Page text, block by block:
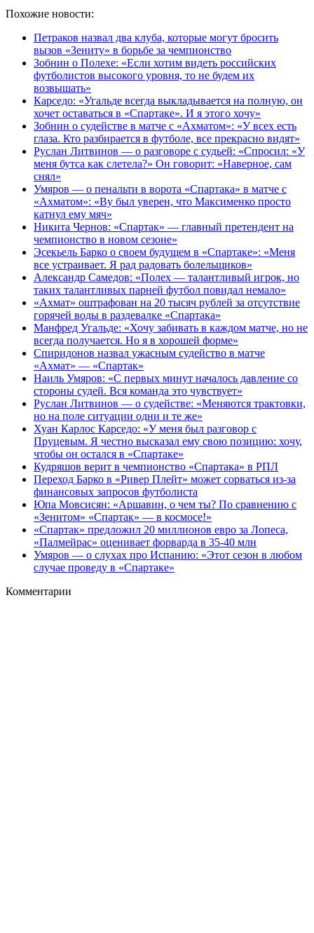
Похожие новости:
Петраков назвал два клуба, которые могут бросить
вызов «Зениту» в борьбе за чемпионство
Зобнин о Полехе: «Если хотим видеть российских
футболистов высокого уровня, то не будем их
возвышать»
Карседо: «Угальде всегда выкладывается на полную, он
хочет оставаться в «Спартаке». И я этого хочу»
Зобнин о судействе в матче с «Ахматом»: «У всех есть
глаза. Кто разбирается в футболе, все прекрасно видят»
Руслан Литвинов — о разговоре с судьей: «Спросил: «У
меня бутса как слетела?» Он говорит: «Наверное, сам
снял»
Умяров — о пенальти в ворота «Спартака» в матче с
«Ахматом»: «Ву был уверен, что Максименко просто
катнул ему мяч»
Никита Чернов: «Спартак» — главный претендент на
чемпионство в новом сезоне»
Эсекьель Барко о своем будущем в «Спартаке»: «Меня
все устраивает. Я рад радовать болельщиков»
Александр Самедов: «Полех — талантливый игрок, но
таких талантливых парней футбол повидал немало»
«Ахмат» оштрафован на 20 тысяч рублей за отсутствие
горячей воды в раздевалке «Спартака»
Манфред Угальде: «Хочу забивать в каждом матче, но не
всегда получается. Но я в хорошей форме»
Спиридонов назвал ужасным судейство в матче
«Ахмат» — «Спартак»
Наиль Умяров: «С первых минут началось давление со
стороны судей. Вся команда это чувствует»
Руслан Литвинов — о судействе: «Меняются трактовки,
но на поле ситуации одни и те же»
Хуан Карлос Карседо: «У меня был разговор с
Пруцевым. Я честно высказал ему свою позицию: хочу,
чтобы он остался в «Спартаке»
Кудряшов верит в чемпионство «Спартака» в РПЛ
Переход Барко в «Ривер Плейт» может сорваться из‑за
финансовых запросов футболиста
Юпа Мовсисян: «Аршавин, о чем ты? По сравнению с
«Зенитом» «Спартак» — в космосе!»
«Спартак» предложил 20 миллионов евро за Лопеса,
«Палмейрас» оценивает форварда в 35-40 млн
Умяров — о слухах про Испанию: «Этот сезон в любом
случае проведу в «Спартаке»
Комментарии